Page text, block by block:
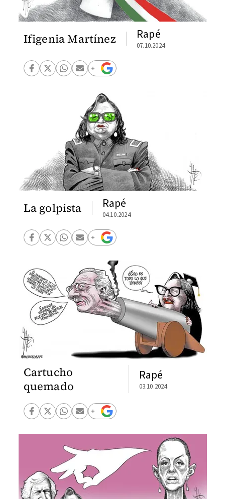
Ifigenia Martínez Rapé
07.10.2024
La golpista Rapé
04.10.2024
Cartucho
quemado
Rapé
03.10.2024